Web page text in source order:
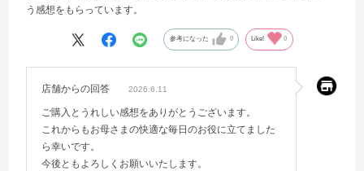
う感想をもらっています。
参考になった 0 Like! 0
店舗からの回答 2026.6.11
ご購入とうれしい感想をありがとうございます。
これからもお母さまの快適な毎日のお役に立てました
ら幸いです。
今後ともよろしくお願いいたします。